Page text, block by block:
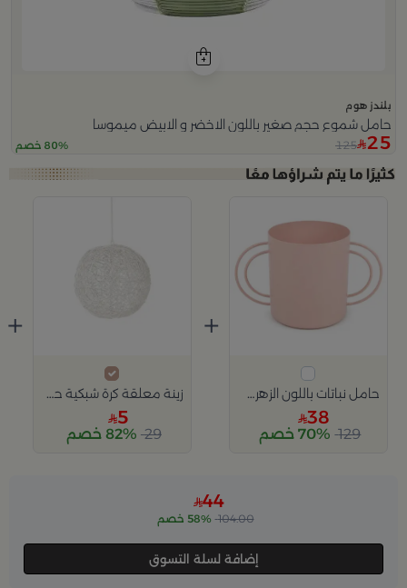
بلندز هوم
حامل شموع حجم صغير باللون الاخضر و الابيض ميموسا
25
125 80% خصم
حامل نباتات باللون الزهري من ازهى
38
129 70% خصم
+
زينة معلقة كرة شبكية حجم صغير باللون الأبيض من أزهى
5
29 82% خصم
+
44
104.00 58% خصم
إضافة لسلة التسوق